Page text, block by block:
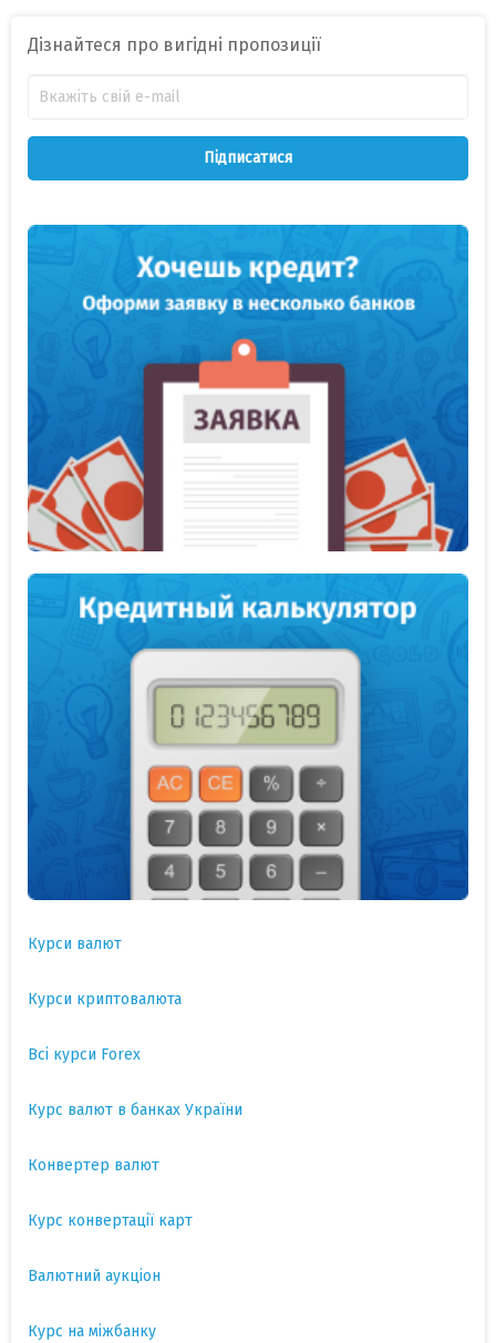
Дізнайтеся про вигідні пропозиції
Підписатися
Курси валют
Курси криптовалюта
Всі курси Forex
Курс валют в банках України
Конвертер валют
Курс конвертації карт
Валютний аукціон
Курс на міжбанку